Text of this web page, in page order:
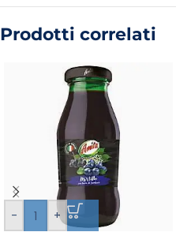
Prodotti correlati
- +